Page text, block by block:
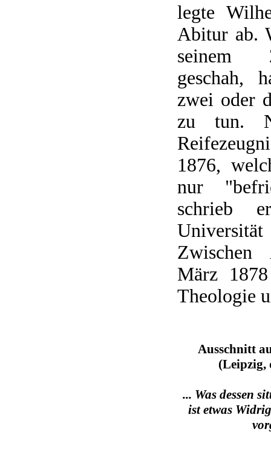
legte
Abitur ab.
seinem
geschah,
zwei oder
zu tun.
1876,
nur
schrieb
März
Theologie
Ausschnitt
(Leipzig,
... Was dessen
ist etwas